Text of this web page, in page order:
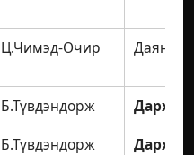
Ц.Чимэд-Очир Даян
Б.Түвдэндорж
Дархан
Б.Түвдэндорж
Дархан